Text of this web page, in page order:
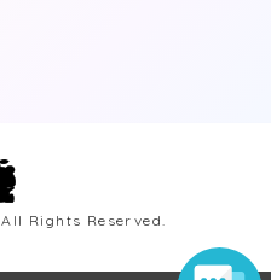
All Rights Reserved.